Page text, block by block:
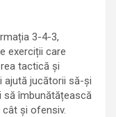
3-4-3,
exerciții care
tactică și
ajută jucătorii să-și
îmbunătățească
și ofensiv.